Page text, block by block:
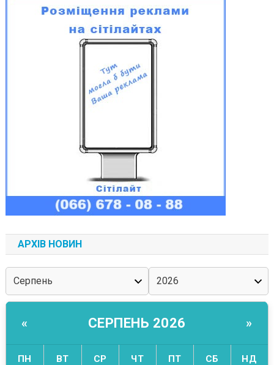
АРХІВ НОВИН
« СЕРПЕНЬ 2026 »
ПН ВТ СР ЧТ ПТ СБ НД